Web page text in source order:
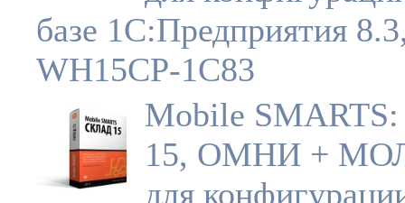
базе 1С:Предприятия
WH15CP-1C83
Mobile
15, ОМНИ +
для
Отдел продаж!